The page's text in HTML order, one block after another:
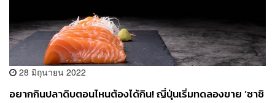
28 มิถุนายน 2022
อยากกินปลาดิบตอนไหนต้องได้กิน! ญี่ปุ่นเริ่มทดลองขาย ‘ซาชิ